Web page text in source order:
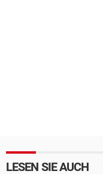
LESEN SIE AUCH